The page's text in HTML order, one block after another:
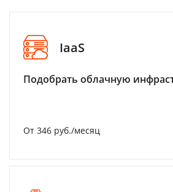
IaaS
Подобрать облачную
От 346 руб./месяц